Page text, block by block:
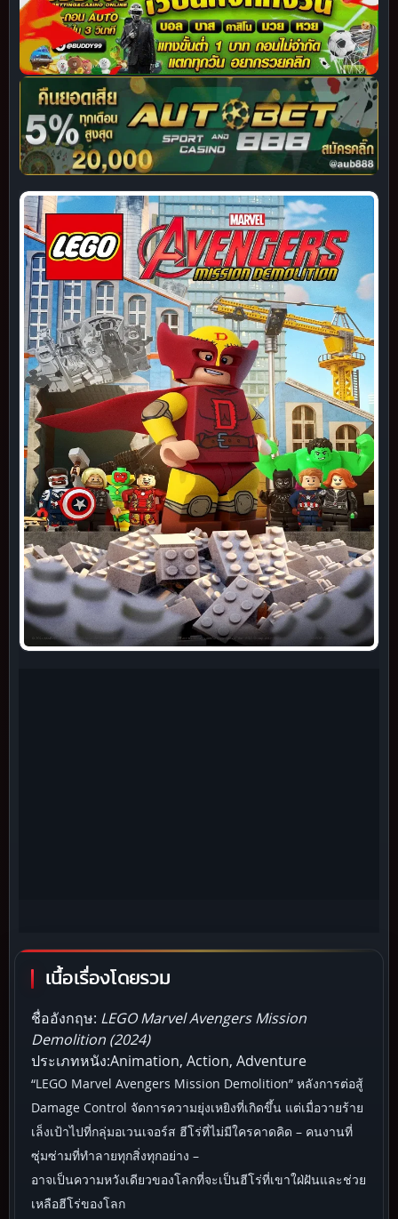
เนื้อเรื่องโดยรวม
ชื่ออังกฤษ: LEGO Marvel Avengers Mission
Demolition (2024)
ประเภทหนัง:Animation, Action, Adventure
“LEGO Marvel Avengers Mission Demolition” หลังการต่อสู้
Damage Control จัดการความยุ่งเหยิงที่เกิดขึ้น แต่เมื่อวายร้าย
เล็งเป้าไปที่กลุ่มอเวนเจอร์ส ฮีโร่ที่ไม่มีใครคาดคิด – คนงานที่
ซุ่มซ่ามที่ทำลายทุกสิ่งทุกอย่าง –
อาจเป็นความหวังเดียวของโลกที่จะเป็นฮีโร่ที่เขาใฝ่ฝันและช่วย
เหลือฮีโร่ของโลก